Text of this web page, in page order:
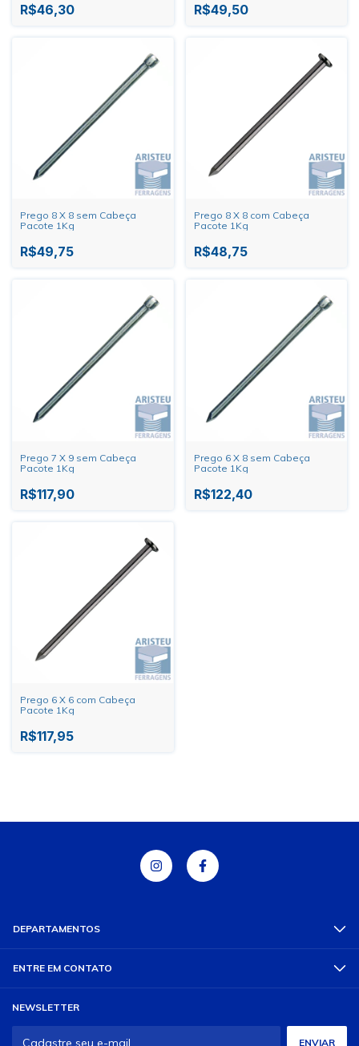
R$46,30 R$49,50
Prego 8 X 8 sem Cabeça
Pacote 1Kg
R$49,75
Prego 8 X 8 com Cabeça
Pacote 1Kg
R$48,75
Prego 7 X 9 sem Cabeça
Pacote 1Kg
R$117,90
Prego 6 X 8 sem Cabeça
Pacote 1Kg
R$122,40
Prego 6 X 6 com Cabeça
Pacote 1Kg
R$117,95
DEPARTAMENTOS
ENTRE EM CONTATO
NEWSLETTER